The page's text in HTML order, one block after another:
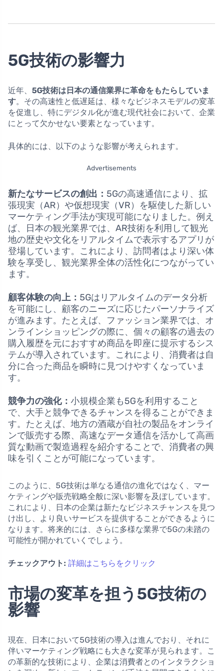
5G技術の影響力
近年、 5G技術は日本の通信業界に革命をもたらしていま
す。その高速性と低遅延は、様々なビジネスモデルの変革
を促進し、特にデジタル化が進む現代社会において、企業
にとって欠かせない要素となっています。
具体的には、以下のような影響が考えられます。
Advertisements
新たなサービスの創出： 5Gの高速通信により、拡
張現実（AR）や仮想現実（VR）を駆使した新しい
マーケティング手法が実現可能になりました。例え
ば、日本の観光業界では、AR技術を利用して観光
地の歴史や文化をリアルタイムで表示するアプリが
登場しています。これにより、訪問者はより深い体
験を享受し、観光業界全体の活性化につながってい
ます。
顧客体験の向上： 5Gはリアルタイムのデータ分析
を可能にし、顧客のニーズに応じたパーソナライズ
が進みます。たとえば、ファッション業界では、オ
ンラインショッピングの際に、個々の顧客の過去の
購入履歴を元におすすめ商品を即座に提示するシス
テムが導入されています。これにより、消費者は自
分に合った商品を瞬時に見つけやすくなっていま
す。
競争力の強化： 小規模企業も5Gを利用すること
で、大手と競争できるチャンスを得ることができま
す。たとえば、地方の酒蔵が自社の製品をオンライ
ンで販売する際、高速なデータ通信を活かして高画
質な動画で製造過程を紹介することで、消費者の興
味を引くことが可能になっています。
このように、5G技術は単なる通信の進化ではなく、マー
ケティングや販売戦略全般に深い影響を及ぼしています。
これにより、日本の企業は新たなビジネスチャンスを見つ
け出し、より良いサービスを提供することができるように
なります。将来的には、さらに多様な業界で5Gの未踏の
可能性が開かれていくでしょう。
チェックアウト: 詳細はこちらをクリック
市場の変革を担う5G技術の
影響
現在、日本において5G技術の導入は進んでおり、それに
伴いマーケティング戦略にも大きな変革が見られます。こ
の革新的な技術により、企業は消費者とのインタラクショ